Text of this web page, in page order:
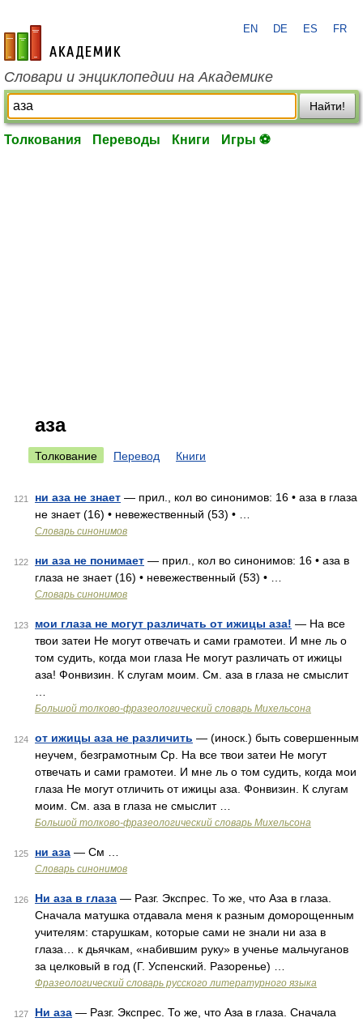
academic.ru
EN DE ES FR
Словари и энциклопедии на Академике
Найти!
Толкования Переводы Книги Игры ⚽
аза
Толкование Перевод Книги
121 ни аза не знает — прил., кол во синонимов: 16 • аза в глаза
не знает (16) • невежественный (53) • …
Словарь синонимов
122 ни аза не понимает — прил., кол во синонимов: 16 • аза в
глаза не знает (16) • невежественный (53) • …
Словарь синонимов
123 мои глаза не могут различать от ижицы аза! — На все
твои затеи Не могут отвечать и сами грамотеи. И мне ль о
том судить, когда мои глаза Не могут различать от ижицы
аза! Фонвизин. К слугам моим. См. аза в глаза не смыслит
Большой толково-фразеологический словарь Михельсона
124 от ижицы аза не различить — (иноск.) быть совершенным
неучем, безграмотным Ср. На все твои затеи Не могут
отвечать и сами грамотеи. И мне ль о том судить, когда мои
глаза Не могут отличить от ижицы аза. Фонвизин. К слугам
моим. См. аза в глаза не смыслит …
Большой толково-фразеологический словарь Михельсона
125 ни аза — См …
Словарь синонимов
126 Ни аза в глаза — Разг. Экспрес. То же, что Аза в глаза.
Сначала матушка отдавала меня к разным доморощенным
учителям: старушкам, которые сами не знали ни аза в
глаза… к дьячкам, «набившим руку» в ученье мальчуганов
за целковый в год (Г. Успенский. Разоренье) …
Фразеологический словарь русского литературного языка
127 Ни аза — Разг. Экспрес. То же, что Аза в глаза. Сначала